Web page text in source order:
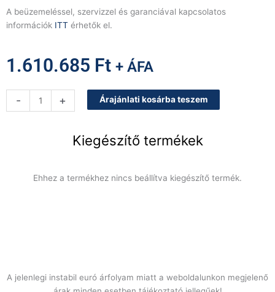
A beüzemeléssel, szervizzel és garanciával kapcsolatos
információk ITT érhetők el.
1.610.685 Ft + ÁFA
-
Q90SFT/E823-
+ Árajánlati kosárba teszem
Kiegészítő termékek
Ehhez a termékhez nincs beállítva kiegészítő termék.
A jelenlegi instabil euró árfolyam miatt a weboldalunkon megjelenő